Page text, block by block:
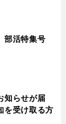
部活特集号
知らせが届
受け取る方